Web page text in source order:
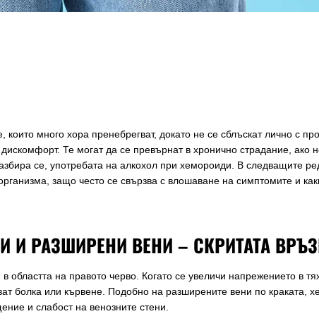
които много хора пренебрегват, докато не се сблъскат лично с
Те могат да се превърнат в хронично страдание, ако
се, употребата на алкохол при хемороиди. В следващите
защо често се свързва с влошаване на симптомите и
И РАЗШИРЕНИ ВЕНИ – СКРИТАТА
областта на правото черво. Когато се увеличи напрежението в
болка или кървене. Подобно на разширените вени по краката,
и слабост на венозните стени.